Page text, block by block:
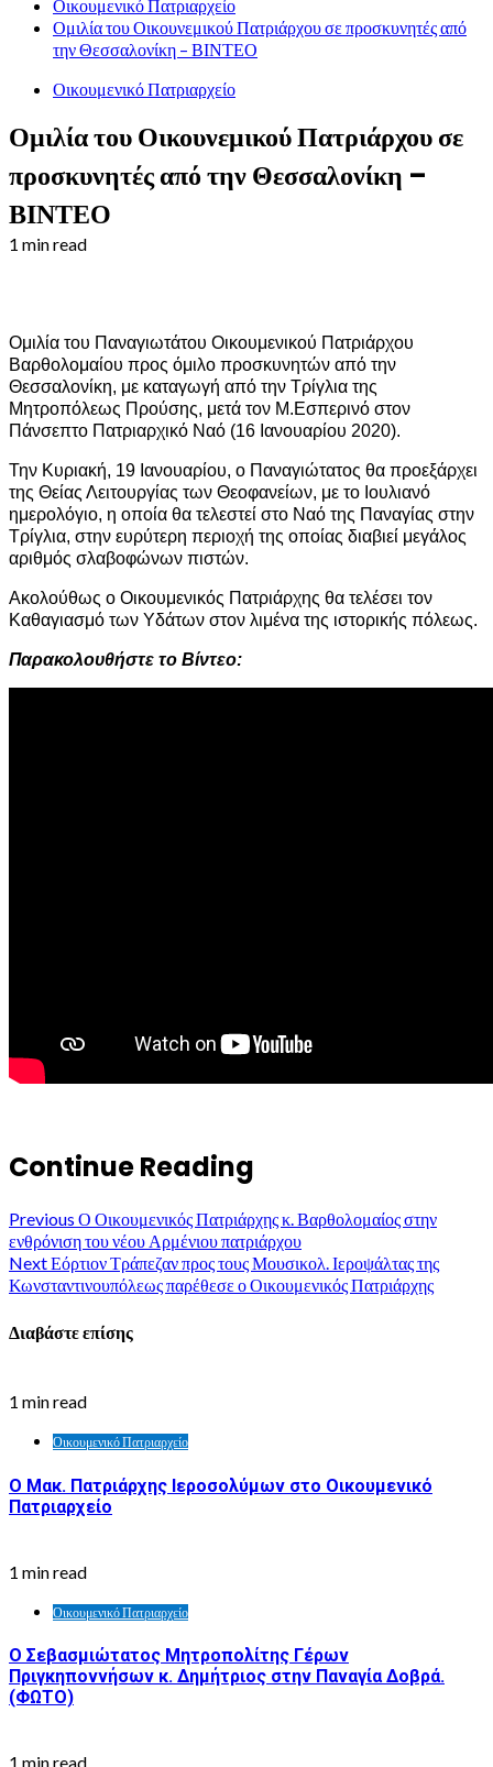
Οικουμενικό Πατριαρχείο
Ομιλία του Οικουνεμικού Πατριάρχου σε προσκυνητές από
την Θεσσαλονίκη – ΒΙΝΤΕΟ
Οικουμενικό Πατριαρχείο
Ομιλία του Οικουνεμικού Πατριάρχου σε
προσκυνητές από την Θεσσαλονίκη –
ΒΙΝΤΕΟ
1 min read
Ομιλία του Παναγιωτάτου Οικουμενικού Πατριάρχου
Βαρθολομαίου προς όμιλο προσκυνητών από την
Θεσσαλονίκη, με καταγωγή από την Τρίγλια της
Μητροπόλεως Προύσης, μετά τον Μ.Εσπερινό στον
Πάνσεπτο Πατριαρχικό Ναό (16 Ιανουαρίου 2020).
Την Κυριακή, 19 Ιανουαρίου, ο Παναγιώτατος θα προεξάρχει
της Θείας Λειτουργίας των Θεοφανείων, με το Ιουλιανό
ημερολόγιο, η οποία θα τελεστεί στο Ναό της Παναγίας στην
Τρίγλια, στην ευρύτερη περιοχή της οποίας διαβιεί μεγάλος
αριθμός σλαβοφώνων πιστών.
Ακολούθως ο Οικουμενικός Πατριάρχης θα τελέσει τον
Καθαγιασμό των Υδάτων στον λιμένα της ιστορικής πόλεως.
Παρακολουθήστε το Βίντεο:
Continue Reading
Previous Ο Οικουμενικός Πατριάρχης κ. Βαρθολομαίος στην
ενθρόνιση του νέου Αρμένιου πατριάρχου
NextΕόρτιον Τράπεζαν προς τους Μουσικολ. Ιεροψάλτας της
Κωνσταντινουπόλεως παρέθεσε ο Οικουμενικός Πατριάρχης
Διαβάστε επίσης
1 min read
Οικουμενικό Πατριαρχείο
Ο Μακ. Πατριάρχης Ιεροσολύμων στο Οικουμενικό
Πατριαρχείο
1 min read
Οικουμενικό Πατριαρχείο
Ο Σεβασμιώτατος Μητροπολίτης Γέρων
Πριγκηποννήσων κ. Δημήτριος στην Παναγία Δοβρά.
(ΦΩΤΟ)
1 min read